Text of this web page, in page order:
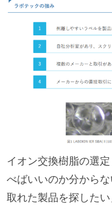
イオン交換樹脂の選
べばいいのか分から
取れた製品を探した